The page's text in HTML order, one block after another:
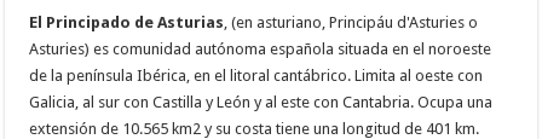
El Principado de Asturias , (en asturiano, Principáu d'Asturies o
Asturies) es comunidad autónoma española situada en el noroeste
de la península Ibérica, en el litoral cantábrico. Limita al oeste con
Galicia, al sur con Castilla y León y al este con Cantabria. Ocupa una
extensión de 10.565 km2 y su costa tiene una longitud de 401 km.